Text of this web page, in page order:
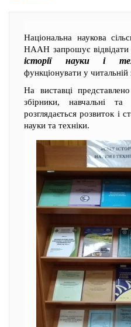
Національна наукова
НААН запрошує відвідати
історії науки і
функціонувати у читальній
На виставці представлено
збірники, навчальні та
розглядається розвиток і
науки та техніки.